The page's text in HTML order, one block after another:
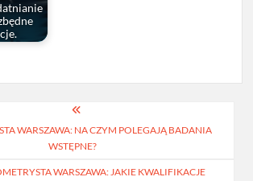
WARSZAWA: NA CZYM POLEGAJĄ BADANIA
WSTĘPNE?
WARSZAWA: JAKIE KWALIFIKACJE